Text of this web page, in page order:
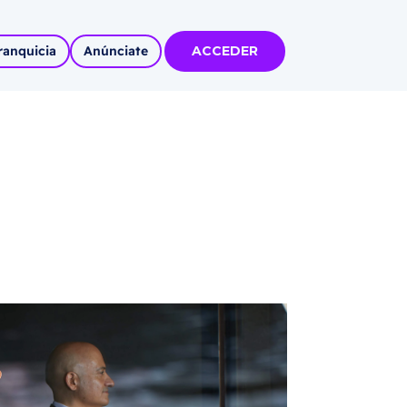
MÁS
con
tu Marca
Anúnciate ACCEDER